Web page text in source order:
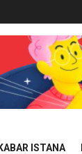
KABAR ISTANA